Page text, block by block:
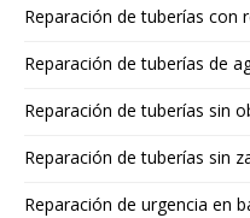
Reparación de tuberías con
Reparación de tuberías de
Reparación de tuberías sin
Reparación de tuberías sin
Reparación de urgencia en